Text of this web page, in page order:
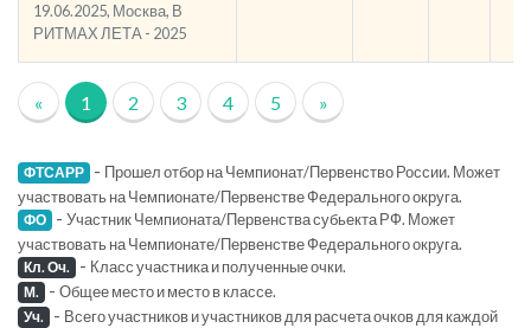
19.06.2025, Москва, В
РИТМАХ ЛЕТА - 2025
« 1 2 3 4 5 »
ФТСАРР - Прошел отбор на Чемпионат/Первенство России. Может
участвовать на Чемпионате/Первенстве Федерального округа.
ФО - Участник Чемпионата/Первенства субьекта РФ. Может
участвовать на Чемпионате/Первенстве Федерального округа.
Кл. Оч. - Класс участника и полученные очки.
М. - Общее место и место в классе.
Уч. - Всего участников и участников для расчета очков для каждой